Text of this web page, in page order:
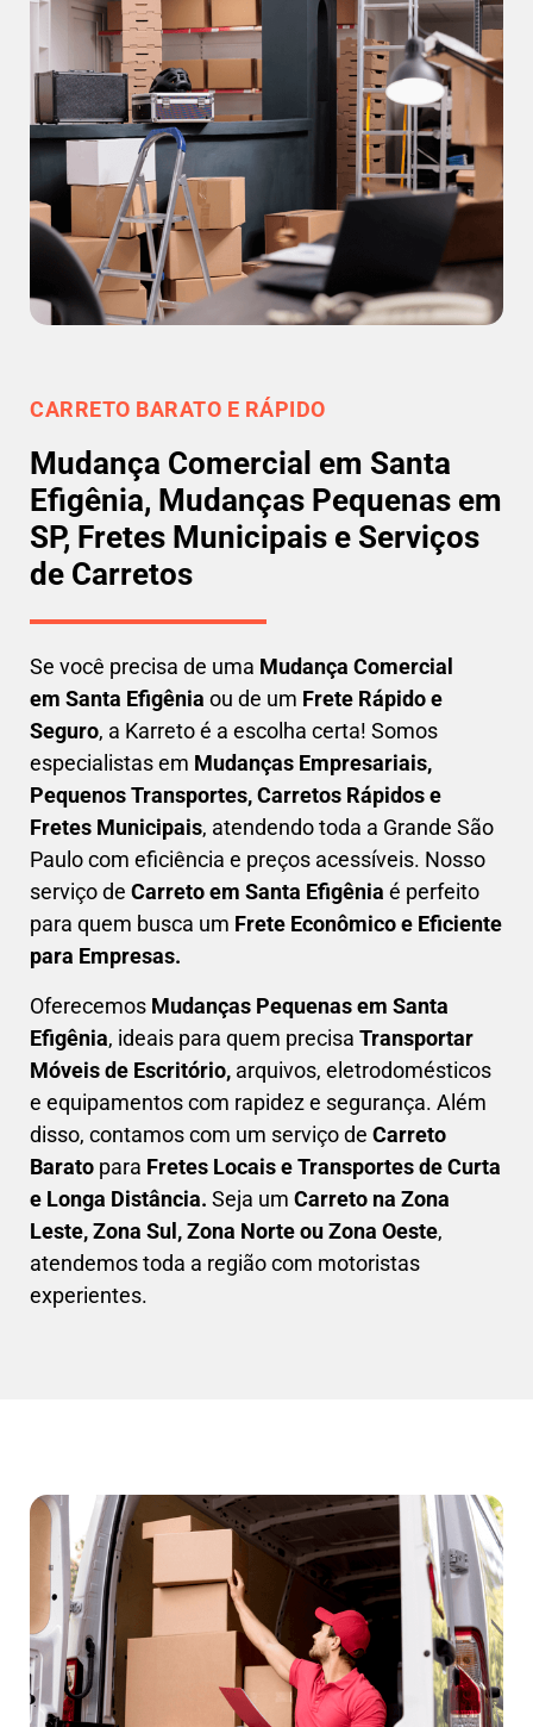
CARRETO BARATO E RÁPIDO
Mudança Comercial em Santa
Efigênia, Mudanças Pequenas em
SP, Fretes Municipais e Serviços
de Carretos
Se você precisa de uma Mudança Comercial
em Santa Efigênia ou de um Frete Rápido e
Seguro, a Karreto é a escolha certa! Somos
especialistas em Mudanças Empresariais,
Pequenos Transportes, Carretos Rápidos e
Fretes Municipais, atendendo toda a Grande São
Paulo com eficiência e preços acessíveis. Nosso
serviço de Carreto em Santa Efigênia é perfeito
para quem busca um Frete Econômico e Eficiente
para Empresas.
Oferecemos Mudanças Pequenas em Santa
Efigênia, ideais para quem precisa Transportar
Móveis de Escritório, arquivos, eletrodomésticos
e equipamentos com rapidez e segurança. Além
disso, contamos com um serviço de Carreto
Barato para Fretes Locais e Transportes de Curta
e Longa Distância. Seja um Carreto na Zona
Leste, Zona Sul, Zona Norte ou Zona Oeste,
atendemos toda a região com motoristas
experientes.